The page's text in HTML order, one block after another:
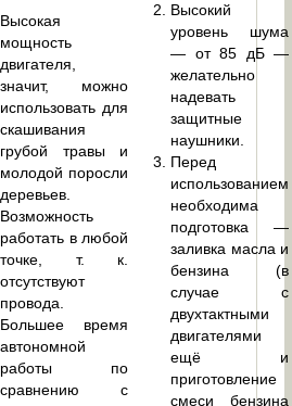
Высокая
мощность
двигателя,
значит, можно
использовать для
скашивания
грубой травы и
молодой поросли
деревьев.
Возможность
работать в любой
точке, т. к.
отсутствуют
провода.
Большее время
автономной
работы по
сравнению с
Высокий
уровень шума
— от 85 дБ —
желательно
надевать
защитные
наушники.
Перед
использованием
необходима
подготовка —
заливка масла и
бензина (в
случае с
двухтактными
двигателями
ещё и
приготовление
смеси бензина